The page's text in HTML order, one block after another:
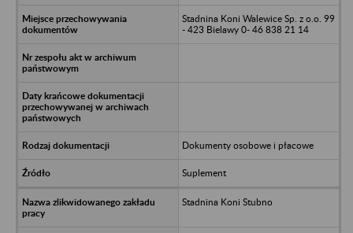
Stadnina Koni Walewice Sp. z o.o. 99
- 423 Bielawy 0- 46 838 21 14
Dokumenty osobowe i płacowe
Suplement
Stadnina Koni Stubno